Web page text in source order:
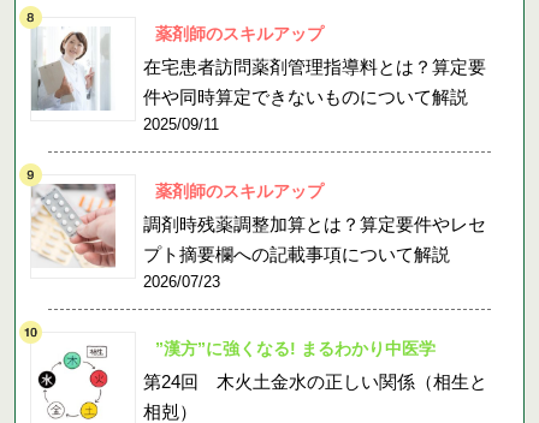
薬剤師のスキルアップ
在宅患者訪問薬剤管理指導料とは？算定要
件や同時算定できないものについて解説
2025/09/11
薬剤師のスキルアップ
調剤時残薬調整加算とは？算定要件やレセ
プト摘要欄への記載事項について解説
2026/07/23
”漢方”に強くなる! まるわかり中医学
第24回 木火土金水の正しい関係（相生と
相剋）